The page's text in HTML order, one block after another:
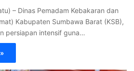
– Dinas Pemadam Kebakaran dan
Kabupaten Sumbawa Barat (KSB),
persiapan intensif guna…